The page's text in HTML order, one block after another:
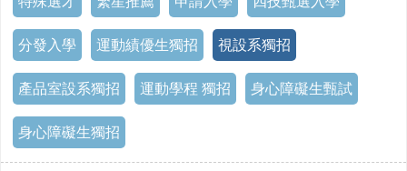
分發入學 運動績優生獨招 視設系獨招
產品室設系獨招 運動學程 獨招 身心障礙生甄試
身心障礙生獨招